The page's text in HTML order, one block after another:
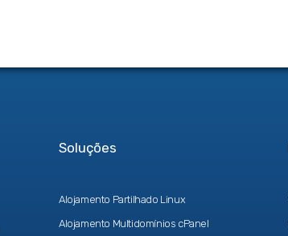
Soluções
Alojamento Partilhado Linux
Alojamento Multidomínios cPanel